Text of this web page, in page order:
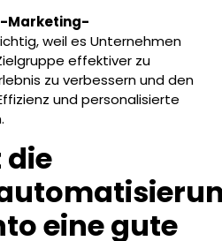
Marketing-
weil es Unternehmen
effektiver zu
zu verbessern und den
und personalisierte
die
eine gute